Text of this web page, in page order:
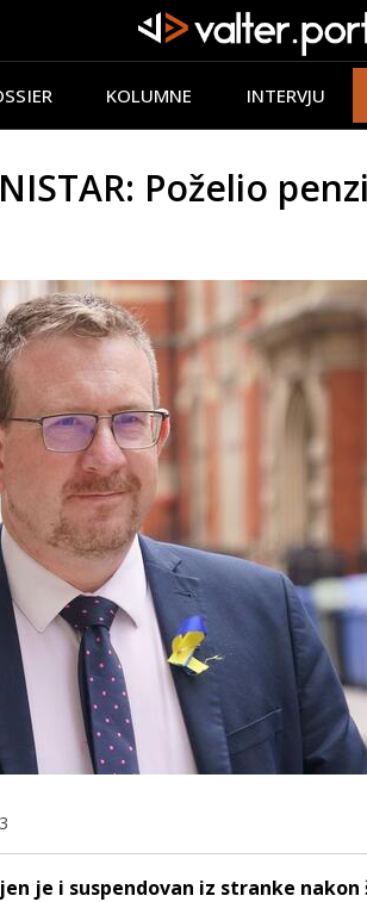
KOLUMNE INTERVJU
Poželio
je i suspendovan iz stranke nakon